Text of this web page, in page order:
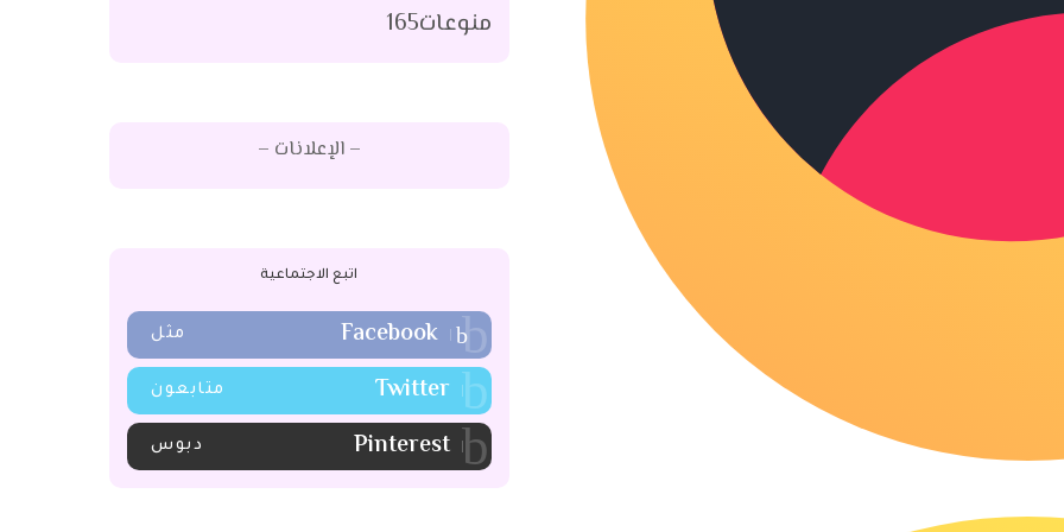
منوعات165
– الإعلانات –
اتبع الاجتماعية
Facebook مثل
Twitter متابعون
Pinterest دبوس